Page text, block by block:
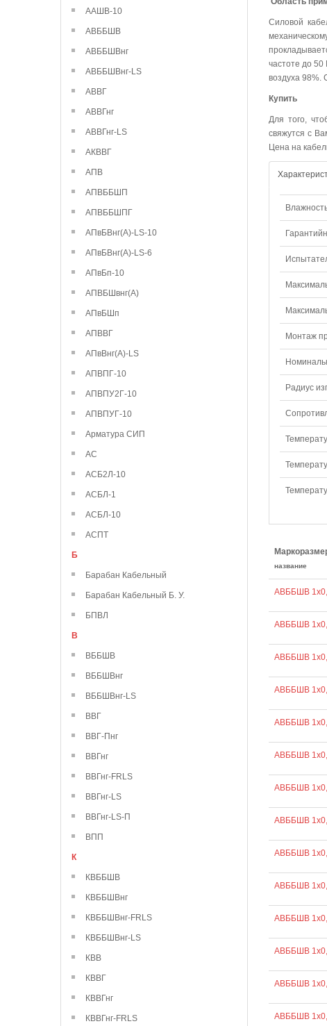
ААШВ-10
АВББШВ
АВББШВнг
АВББШВнг-LS
АВВГ
АВВГнг
АВВГнг-LS
АКВВГ
АПВ
АПВББШП
АПВББШПГ
АПвБВнг(А)-LS-10
АПвБВнг(А)-LS-6
АПвБп-10
АПВБШвнг(А)
АПвБШп
АПВВГ
АПвВнг(А)-LS
АПВПГ-10
АПВПУ2Г-10
АПВПУГ-10
Арматура СИП
АС
АСБ2Л-10
АСБЛ-1
АСБЛ-10
АСПТ
Б
Барабан Кабельный
Барабан Кабельный Б. У.
БПВЛ
В
ВББШВ
ВББШВнг
ВББШВнг-LS
ВВГ
ВВГ-Пнг
ВВГнг
ВВГнг-FRLS
ВВГнг-LS
ВВГнг-LS-П
ВПП
К
КВББШВ
КВББШВнг
КВББШВнг-FRLS
КВББШВнг-LS
КВВ
КВВГ
КВВГнг
КВВГнг-FRLS
Силовой
частоте до
воздуха 98%.
Купить
Для того,
свяжутся с
Цена на
Монтаж
Радиус
название
АВББШВ
АВББШВ
АВББШВ
АВББШВ
АВББШВ
АВББШВ
АВББШВ
АВББШВ
АВББШВ
АВББШВ
АВББШВ
АВББШВ
АВББШВ
АВББШВ